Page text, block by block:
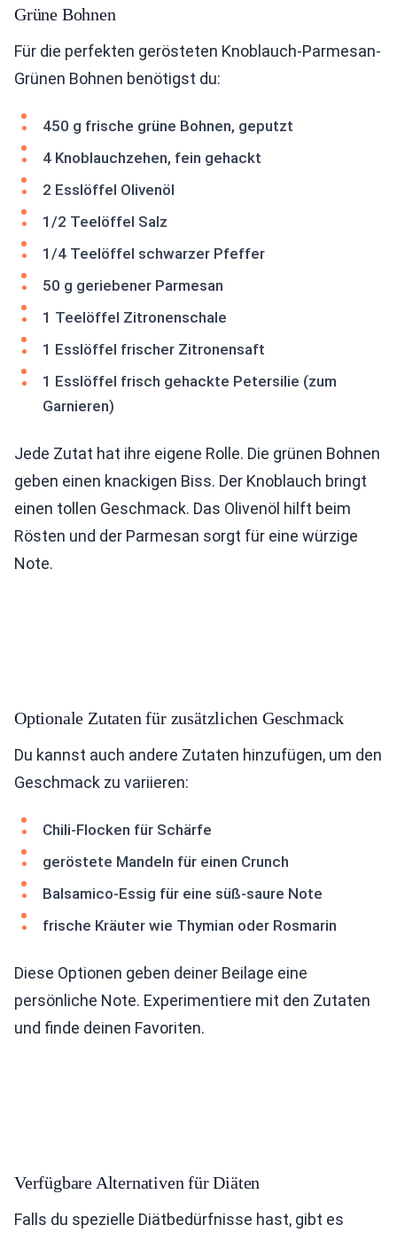
Grüne Bohnen
Für die perfekten gerösteten Knoblauch-Parmesan-
Grünen Bohnen benötigst du:
450 g frische grüne Bohnen, geputzt
4 Knoblauchzehen, fein gehackt
2 Esslöffel Olivenöl
1/2 Teelöffel Salz
1/4 Teelöffel schwarzer Pfeffer
50 g geriebener Parmesan
1 Teelöffel Zitronenschale
1 Esslöffel frischer Zitronensaft
1 Esslöffel frisch gehackte Petersilie (zum
Garnieren)
Jede Zutat hat ihre eigene Rolle. Die grünen Bohnen
geben einen knackigen Biss. Der Knoblauch bringt
einen tollen Geschmack. Das Olivenöl hilft beim
Rösten und der Parmesan sorgt für eine würzige
Note.
Optionale Zutaten für zusätzlichen Geschmack
Du kannst auch andere Zutaten hinzufügen, um den
Geschmack zu variieren:
Chili-Flocken für Schärfe
geröstete Mandeln für einen Crunch
Balsamico-Essig für eine süß-saure Note
frische Kräuter wie Thymian oder Rosmarin
Diese Optionen geben deiner Beilage eine
persönliche Note. Experimentiere mit den Zutaten
und finde deinen Favoriten.
Verfügbare Alternativen für Diäten
Falls du spezielle Diätbedürfnisse hast, gibt es